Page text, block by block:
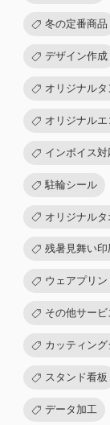
冬の定番商品
デザイン作成
オリジナル
オリジナル
インボイス対
駐輪シール
オリジナル
残暑見舞い印
ウェアプリン
その他サービ
カッティング
スタンド看板
データ加工